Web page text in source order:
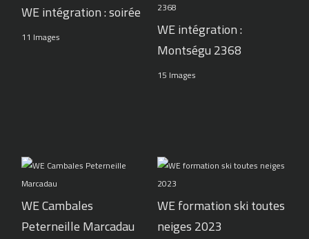
WE intégration : soirée
11 Images
WE intégration :
Montségu 2368
15 Images
WE Cambales
Peterneille Marcadau
WE formation ski toutes
neiges 2023